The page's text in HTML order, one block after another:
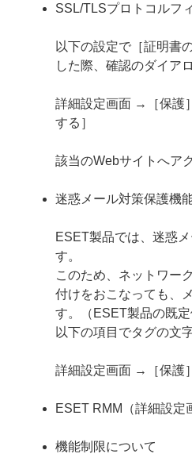
SSL/TLSプロトコルフ
以下の設定で［証明書
した際、確認のダイア
詳細設定画面 →［保護
する］
該当のWebサイトへア
迷惑メール対策保護機
ESET製品では、迷惑
す。
このため、ネットワー
付けをおこなっても、
す。（ESET製品の既定
以下の項目でタグの文
詳細設定画面 →［保護
ESET RMM（詳細設
機能制限について